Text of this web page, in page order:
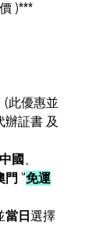
)***
(此優惠並
辦証書 及
中國 、
門 "免運
當日 選擇